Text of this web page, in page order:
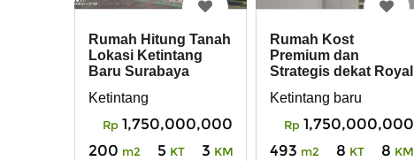
Rumah Hitung Tanah
Lokasi Ketintang
Baru Surabaya
Ketintang
Rp 1,750,000,000
200 m2 5 KT 3 KM
Rumah Kost
Premium dan
Strategis dekat Royal
Ketintang
Ketintang baru
Rp 1,750,000,000
493 m2 8 KT 8 KM